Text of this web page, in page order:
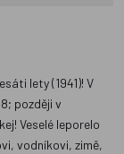
lety (1941)! V
později v
Veselé leporelo
vodníkovi, zimě,